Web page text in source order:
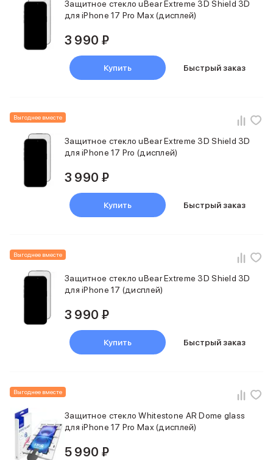
Защитное стекло uBear Extreme 3D Shield 3D
для iPhone 17 Pro Max (дисплей)
3 990 ₽
Купить Быстрый заказ
Выгоднее вместе
Защитное стекло uBear Extreme 3D Shield 3D
для iPhone 17 Pro (дисплей)
3 990 ₽
Купить Быстрый заказ
Выгоднее вместе
Защитное стекло uBear Extreme 3D Shield 3D
для iPhone 17 (дисплей)
3 990 ₽
Купить Быстрый заказ
Выгоднее вместе
Защитное стекло Whitestone AR Dome glass
для iPhone 17 Pro Max (дисплей)
5 990 ₽